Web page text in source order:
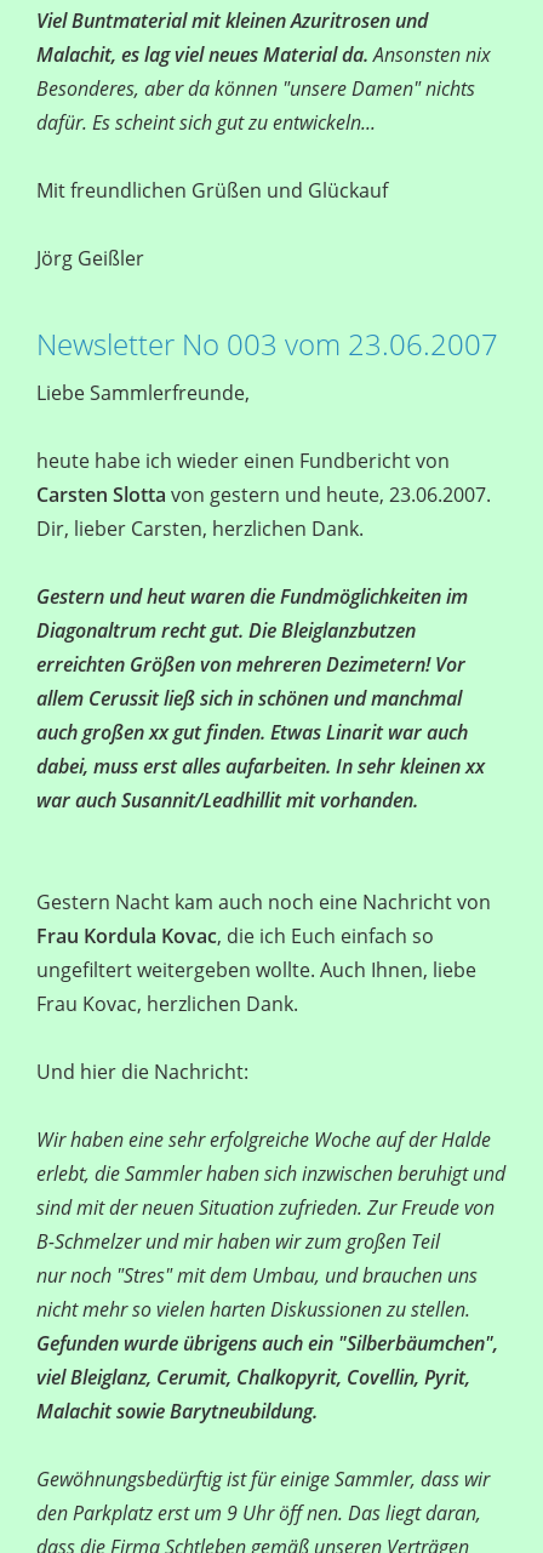
Viel Buntmaterial mit kleinen Azuritrosen und
Malachit, es lag viel neues Material da.Ansonsten nix
Besonderes, aber da können "unsere Damen" nichts
dafür. Es scheint sich gut zu entwickeln...
Mit freundlichen Grüßen und Glückauf
Jörg Geißler
Newsletter No 003 vom 23.06.2007
Liebe Sammlerfreunde,
heute habe ich wieder einen Fundbericht von
Carsten Slotta von gestern und heute, 23.06.2007.
Dir, lieber Carsten, herzlichen Dank.
Gestern und heut waren die Fundmöglichkeiten im
Diagonaltrum recht gut. Die Bleiglanzbutzen
erreichten Größen von mehreren Dezimetern! Vor
allem Cerussit ließ sich in schönen und manchmal
auch großen xx gut finden. Etwas Linarit war auch
dabei, muss erst alles aufarbeiten. In sehr kleinen xx
war auch Susannit/Leadhillit mit vorhanden.
Gestern Nacht kam auch noch eine Nachricht von
Frau Kordula Kovac, die ich Euch einfach so
ungefiltert weitergeben wollte. Auch Ihnen, liebe
Frau Kovac, herzlichen Dank.
Und hier die Nachricht:
Wir haben eine sehr erfolgreiche Woche auf der Halde
erlebt, die Sammler haben sich inzwischen beruhigt und
sind mit der neuen Situation zufrieden. Zur Freude von
B-Schmelzer und mir haben wir zum großen Teil
nur noch "Stres" mit dem Umbau, und brauchen uns
nicht mehr so vielen harten Diskussionen zu stellen.
Gefunden wurde übrigens auch ein "Silberbäumchen",
viel Bleiglanz, Cerumit, Chalkopyrit, Covellin, Pyrit,
Malachit sowie Barytneubildung.
Gewöhnungsbedürftig ist für einige Sammler, dass wir
den Parkplatz erst um 9 Uhr öff nen. Das liegt daran,
dass die Firma Schtleben gemäß unseren Verträgen